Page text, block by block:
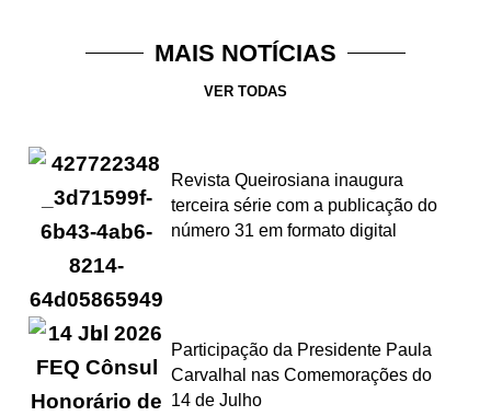
MAIS NOTÍCIAS
VER TODAS
Revista Queirosiana inaugura
terceira série com a publicação do
número 31 em formato digital
Participação da Presidente Paula
Carvalhal nas Comemorações do
14 de Julho